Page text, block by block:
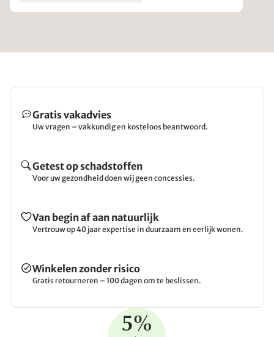
Gratis vakadvies
Uw vragen – vakkundig en kosteloos beantwoord.
Getest op schadstoffen
Voor uw gezondheid doen wij geen concessies.
Van begin af aan natuurlijk
Vertrouw op 40 jaar expertise in duurzaam en eerlijk wonen.
Winkelen zonder risico
Gratis retourneren – 100 dagen om te beslissen.